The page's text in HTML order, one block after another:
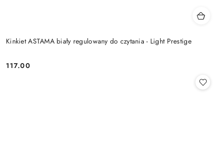
Kinkiet ASTAMA biały regulowany do czytania - Light Prestige
Cena:
117.00